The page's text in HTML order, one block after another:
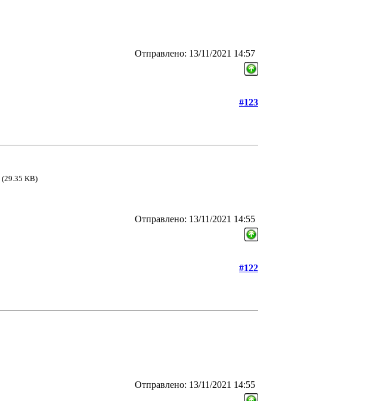
Отправлено: 13/11/2021 14:57
#123
(29.35 KB)
Отправлено: 13/11/2021 14:55
#122
Отправлено: 13/11/2021 14:55